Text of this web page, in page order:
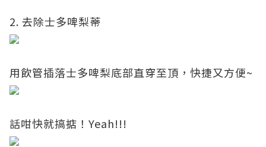
2. 去除士多啤梨蒂
用飲管插落士多啤梨底部直穿至頂，快捷又方便~
話咁快就搞掂！Yeah!!!